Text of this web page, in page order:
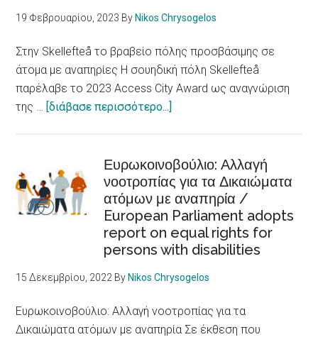
/
xenophobia
and
discrimination
are
health
19 Φεβρουαρίου, 2023 By Nikos Chrysogelos
Στην Skellefteå το βραβείο πόλης προσβάσιμης σε
άτομα με αναπηρίες Η σουηδική πόλη Skellefteå
παρέλαβε το 2023 Access City Award ως αναγνώριση
της … [διάβασε περισσότερο...]
το
βραβείο
πόλης
προσβάσιμης
σε
άτομα
με
/Skellefteå
city
Ευρωκοινοβούλιο: Αλλαγή
νοοτροπίας για τα Δικαιώματα
ατόμων με αναπηρία /
European Parliament adopts
report on equal rights for
persons with disabilities
15 Δεκεμβρίου, 2022 By Nikos Chrysogelos
Ευρωκοινοβούλιο: Αλλαγή νοοτροπίας για τα
Δικαιώματα ατόμων με αναπηρία Σε έκθεση που